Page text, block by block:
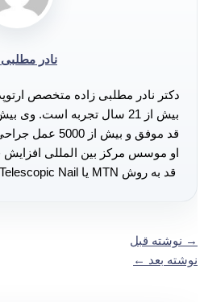
نادر مطلبی
دکتر نادر مطلبی زاده متخصص
قد موفق و بیش از
او موسس مرکز بین المللی افزایش
قد به روش MTN یا Manual Telescopic Nail را ابداع کرده است.
→نوشته قبل
نوشته بعد←